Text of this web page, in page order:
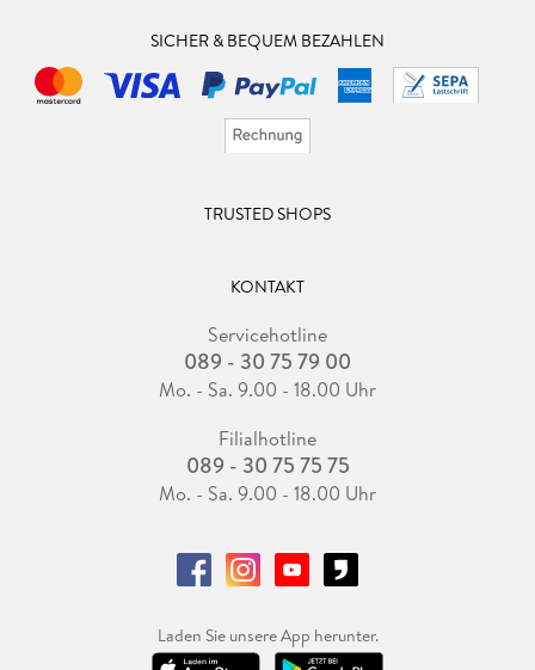
SICHER & BEQUEM BEZAHLEN
TRUSTED SHOPS
KONTAKT
Servicehotline
089 - 30 75 79 00
Mo. - Sa. 9.00 - 18.00 Uhr
Filialhotline
089 - 30 75 75 75
Mo. - Sa. 9.00 - 18.00 Uhr
Laden Sie unsere App herunter.